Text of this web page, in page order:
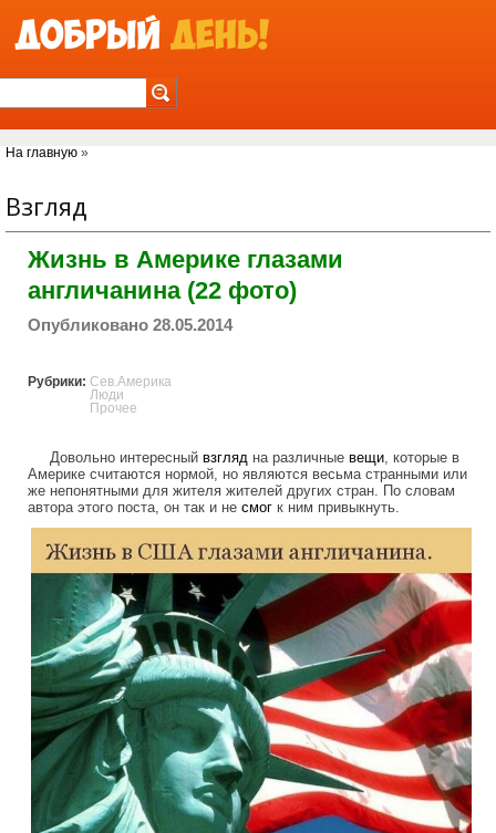
Вы здесь
На главную »
Взгляд
Жизнь в Америке глазами
англичанина (22 фото)
Опубликовано 28.05.2014
Рубрики: Сев.Америка
Люди
Прочее
Довольно интересный взгляд на различные вещи, которые в
Америке считаются нормой, но являются весьма странными или
же непонятными для жителя жителей других стран. По словам
автора этого поста, он так и не смог к ним привыкнуть.